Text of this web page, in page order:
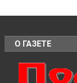
О ГАЗЕТЕ